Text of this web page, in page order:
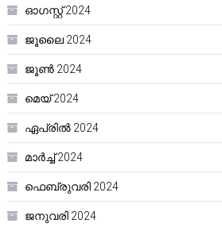
ഓഗസ്റ്റ്‌ 2024
ജൂലൈ 2024
ജൂൺ 2024
മെയ്‌ 2024
ഏപ്രിൽ 2024
മാർച്ച്‌ 2024
ഫെബ്രുവരി 2024
ജനുവരി 2024